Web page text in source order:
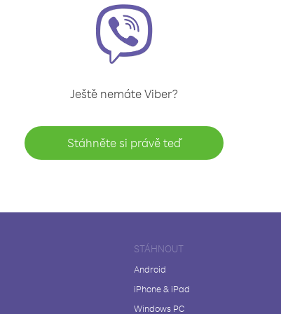
Ještě nemáte Viber?
Stáhněte si právě teď
STÁHNOUT
Android
iPhone & iPad
Windows PC